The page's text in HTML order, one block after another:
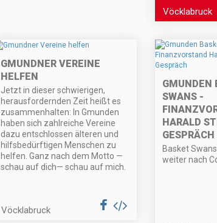
Vöcklabruck
GMUNDNER VEREINE
HELFEN
Jetzt in dieser schwierigen,
herausfordernden Zeit heißt es
zusammenhalten: In Gmunden
haben sich zahlreiche Vereine
dazu entschlossen älteren und
hilfsbedürftigen Menschen zu
helfen. Ganz nach dem Motto —
schau auf dich— schau auf mich.
Vöcklabruck
GMUNDEN
SWANS -
HARALD
GESPRÄCH
Basket
weiter nach